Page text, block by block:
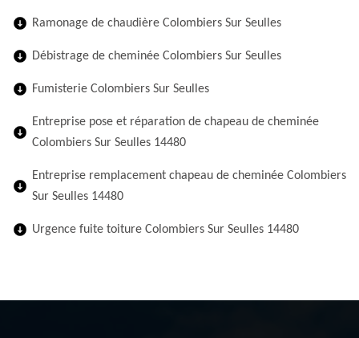
Ramonage de chaudière Colombiers Sur Seulles
Débistrage de cheminée Colombiers Sur Seulles
Fumisterie Colombiers Sur Seulles
Entreprise pose et réparation de chapeau de cheminée
Colombiers Sur Seulles 14480
Entreprise remplacement chapeau de cheminée Colombiers
Sur Seulles 14480
Urgence fuite toiture Colombiers Sur Seulles 14480